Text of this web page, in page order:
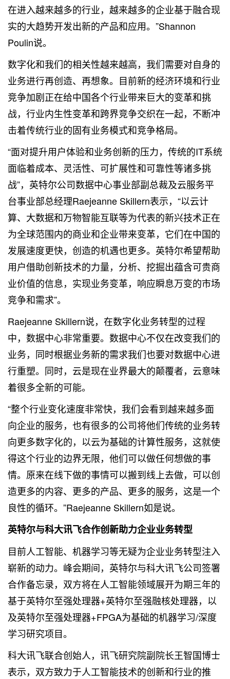
在进入越来越多的行业，越来越多的企业基于融合现
实的大趋势开发出新的产品和应用。”Shannon
Poulin说。
数字化和我们的相关性越来越高，我们需要对自身的
业务进行再创造、再想象。目前新的经济环境和行业
竞争加剧正在给中国各个行业带来巨大的变革和挑
战，行业内生性变革和跨界竞争交织在一起，不断冲
击着传统行业的固有业务模式和竞争格局。
“面对提升用户体验和业务创新的压力，传统的IT系统
面临着成本、灵活性、可扩展性和可靠性等诸多挑
战”，英特尔公司数据中心事业部副总裁及云服务平
台事业部总经理Raejeanne Skillern表示，“以云计
算、 大数据和万物智能互联等为代表的新兴技术正在
为全球范围内的商业和企业带来变革，它们在中国的
发展速度更快，创造的机遇也更多。英特尔希望帮助
用户借助创新技术的力量，分析、挖掘出蕴含可贵商
业价值的信息，实现业务变革，响应瞬息万变的市场
竞争和需求”。
Raejeanne Skillern说，在数字化业务转型的过程
中，数据中心非常重要。数据中心不仅在改变我们的
业务，同时根据业务新的需求我们也要对数据中心进
行重塑。同时，云是现在业界最大的颠覆者，云意味
着很多全新的可能。
“整个行业变化速度非常快，我们会看到越来越多面
向企业的服务，也有很多的公司将他们传统的业务转
向更多数字化的，以云为基础的计算性服务，这就使
得这个行业的边界无限，他们可以做任何想做的事
情。原来在线下做的事情可以搬到线上去做，可以创
造更多的内容、更多的产品、更多的服务，这是一个
良性的循环。”Raejeanne Skillern如是说。
英特尔与科大讯飞合作创新助力企业业务转型
目前人工智能、机器学习等无疑为企业业务转型注入
崭新的动力。峰会期间，英特尔与科大讯飞公司签署
合作备忘录，双方将在人工智能领域展开为期三年的
基于英特尔至强处理器+英特尔至强融核处理器，以
及英特尔至强处理器+FPGA为基础的机器学习/深度
学习研究项目。
科大讯飞联合创始人，讯飞研究院副院长王智国博士
表示，双方致力于人工智能技术的创新和行业的推